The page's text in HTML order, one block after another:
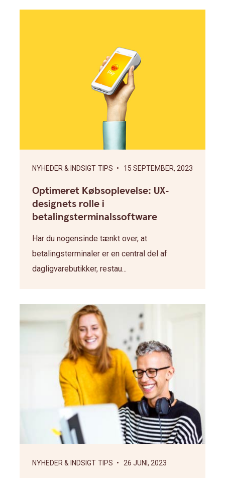
NYHEDER & INDSIGT TIPS • 15 SEPTEMBER, 2023
Optimeret Købsoplevelse: UX-
designets rolle i
betalingsterminalssoftware
Har du nogensinde tænkt over, at
betalingsterminaler er en central del af
dagligvarebutikker, restau...
NYHEDER & INDSIGT TIPS • 26 JUNI, 2023